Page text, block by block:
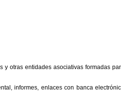
otras entidades asociativas formadas
informes, enlaces con banca